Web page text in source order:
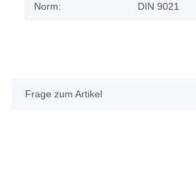
Norm: DIN 9021
Frage zum Artikel